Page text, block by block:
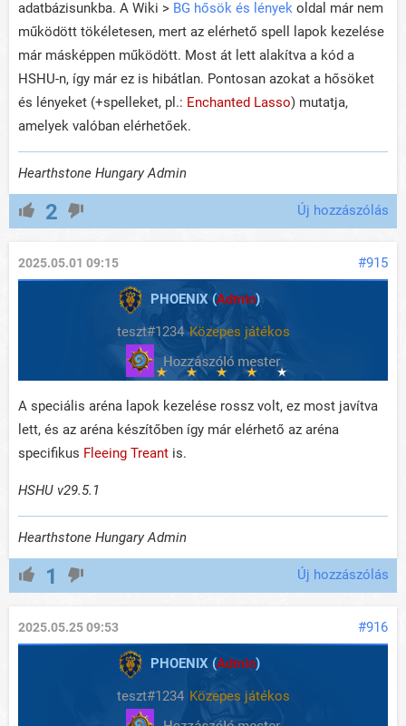
adatbázisunkba. A Wiki > BG hősök és lények oldal már nem
működött tökéletesen, mert az elérhető spell lapok kezelése
már másképpen működött. Most át lett alakítva a kód a
HSHU-n, így már ez is hibátlan. Pontosan azokat a hősöket
és lényeket (+spelleket, pl.: Enchanted Lasso) mutatja,
amelyek valóban elérhetőek.
Hearthstone Hungary Admin
2 Új hozzászólás
#915
2025.05.01 09:15
PHOENIX (Admin)
teszt#1234 Közepes játékos
A speciális aréna lapok kezelése rossz volt, ez most javítva
lett, és az aréna készítőben így már elérhető az aréna
specifikus Fleeing Treant is.
HSHU v29.5.1
Hearthstone Hungary Admin
1 Új hozzászólás
#916
2025.05.25 09:53
PHOENIX (Admin)
teszt#1234 Közepes játékos